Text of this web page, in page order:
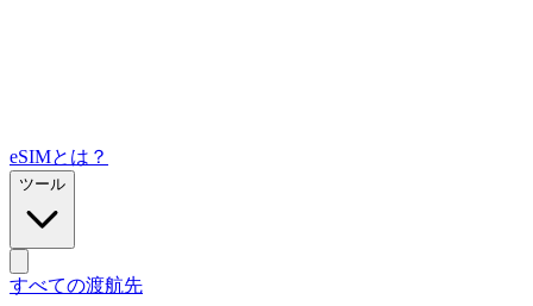
eSIMとは？
ツール
すべての渡航先